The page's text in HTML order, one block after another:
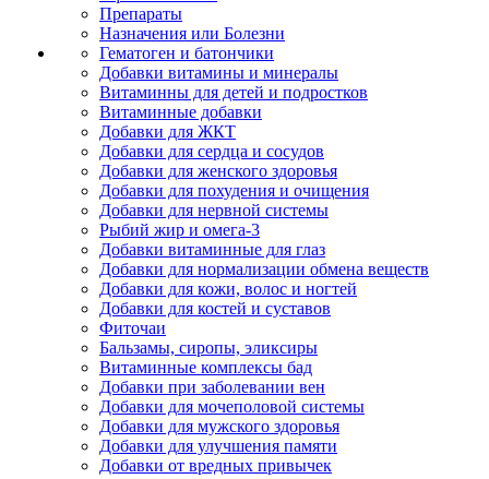
Препараты
Назначения или Болезни
Гематоген и батончики
Добавки витамины и минералы
Витаминны для детей и подростков
Витаминные добавки
Добавки для ЖКТ
Добавки для сердца и сосудов
Добавки для женского здоровья
Добавки для похудения и очищения
Добавки для нервной системы
Рыбий жир и омега-3
Добавки витаминные для глаз
Добавки для нормализации обмена веществ
Добавки для кожи, волос и ногтей
Добавки для костей и суставов
Фиточаи
Бальзамы, сиропы, эликсиры
Витаминные комплексы бад
Добавки при заболевании вен
Добавки для мочеполовой системы
Добавки для мужского здоровья
Добавки для улучшения памяти
Добавки от вредных привычек